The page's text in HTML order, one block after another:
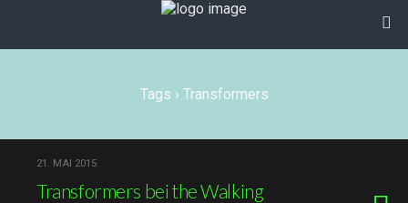
Tags › Transformers
21. MAI 2015
Transformers bei the Walking